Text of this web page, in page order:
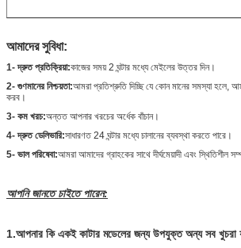
আমাদের সুবিধা:
1- দ্রুত প্রতিক্রিয়া:কাজের সময় 2 ঘন্টার মধ্যে মেইলের উত্তর দিন।
2- গুণমানের নিশ্চয়তা:আমরা প্রতিশ্রুতি দিচ্ছি যে কোন মানের সমস্যা হলে,
করব।
3- কম খরচ:অন্তত আপনার খরচের অর্ধেক বাঁচান।
4- দ্রুত ডেলিভারি:সাধারণত 24 ঘন্টার মধ্যে চালানের ব্যবস্থা করতে পারে।
5- ভাল পরিষেবা:আমরা আমাদের গ্রাহকের সাথে দীর্ঘমেয়াদী এবং স্থিতিশীল
আপনি জানতে চাইতে পারেন:
1.আপনার কি একই কাটার মডেলের জন্য উপযুক্ত অন্য সব খুচরা